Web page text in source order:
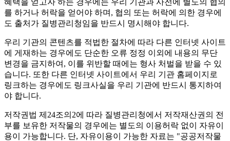
를 하거나 허락을 얻어야 하며, 협의 또는 허락에 의한 경우에
도 출처가 질병관리청임을 반드시 명시해야 합니다.
우리 기관의 콘텐츠를 적법한 절차에 따라 다른 인터넷 사이트
에 게재하는 경우에도 단순한 오류 정정 이외에 내용의 무단
변경을 금지하여, 이를 위반할 때에는 형사 처벌을 받을 수 있
습니다. 또한 다른 인터넷 사이트에서 우리 기관 홈페이지로
링크하는 경우에도 링크사실을 우리 기관에 반드시 통지하여
야 합니다.
저작권법 제24조의2에 따라 질병관리청에서 저작재산권의 전
부를 보유한 저작물의 경우에는 별도의 이용허락 없이 자유이
용이 가능합니다. 단, 자유이용이 가능한 자료는 "공공저작물